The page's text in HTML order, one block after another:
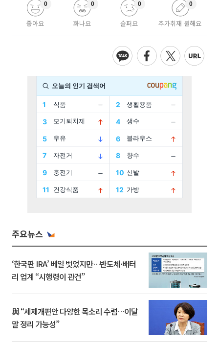
좋아요
0
화나요
0
슬퍼요
0
추가취재 원해요
0
주요뉴스
‘한국판 IRA’ 베일 벗었지만…반도체·배터
리 업계 “시행령이 관건”
與 “세제개편안 다양한 목소리 수렴…이달
말 정리 가능성”